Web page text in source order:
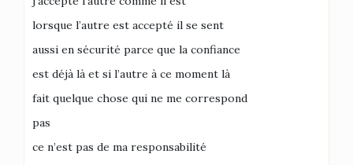
lorsque l’autre est accepté il se sent
aussi en sécurité parce que la confiance
est déjà là et si l’autre à ce moment là
fait quelque chose qui ne me correspond
pas
ce n’est pas de ma responsabilité